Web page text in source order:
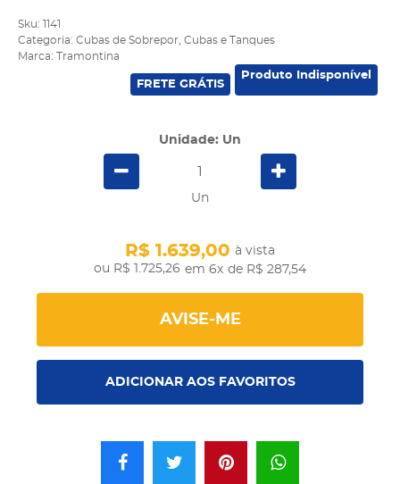
Sku:
1141
Categoria: Cubas de Sobrepor Cubas e Tanques
Marca:
Tramontina
FRETE GRÁTIS
Produto Indisponível
Unidade: Un
Un
R$ 1.725,26
R$ 1.639,00 à vista
em 6x de R$ 287,54
AVISE-ME
ADICIONAR AOS FAVORITOS